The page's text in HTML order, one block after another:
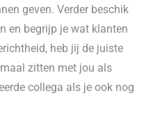
geven. Verder beschik
en begrijp je wat klanten
heb jij de juiste
zitten met jou als
collega als je ook nog